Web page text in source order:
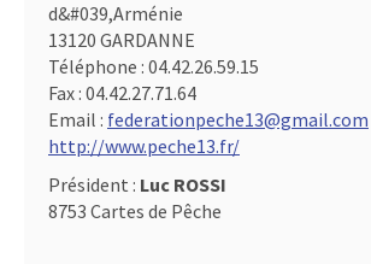
d&#039,Arménie
13120 GARDANNE
Téléphone : 04.42.26.59.15
Fax : 04.42.27.71.64
Email : federationpeche13@gmail.com
http://www.peche13.fr/
Président : Luc ROSSI
8753 Cartes de Pêche